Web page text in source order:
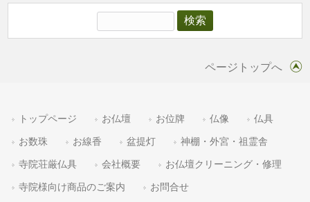
ページトップへ
トップページ お仏壇 お位牌 仏像 仏具
お数珠 お線香 盆提灯 神棚・外宮・祖霊舎
寺院荘厳仏具 会社概要 お仏壇クリーニング・修理
寺院様向け商品のご案内 お問合せ